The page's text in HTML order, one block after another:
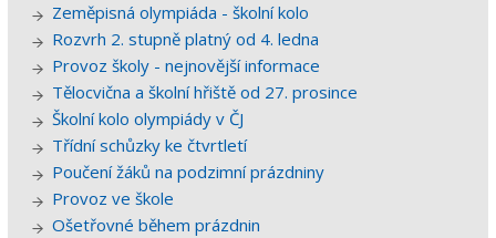
Zeměpisná olympiáda - školní kolo
Rozvrh 2. stupně platný od 4. ledna
Provoz školy - nejnovější informace
Tělocvična a školní hřiště od 27. prosince
Školní kolo olympiády v ČJ
Třídní schůzky ke čtvrtletí
Poučení žáků na podzimní prázdniny
Provoz ve škole
Ošetřovné během prázdnin